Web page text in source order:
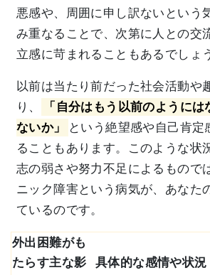
悪感や、周囲に申し訳ないという
み重なることで、次第に人との交
立感に苛まれることもあるでしょ
以前は当たり前だった社会活動や
り、
「自分はもう以前のように
ないか」
という絶望感や自己肯定
ることもあります。このような状
志の弱さや努力不足によるもので
ニック障害という病気が、あなた
ているのです。
外出困難がも
たらす主な影
具体的な感情や状況